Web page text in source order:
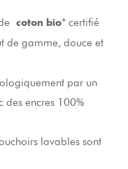
coton bio* certifié
de gamme, douce et
par un
des encres 100%
lavables sont